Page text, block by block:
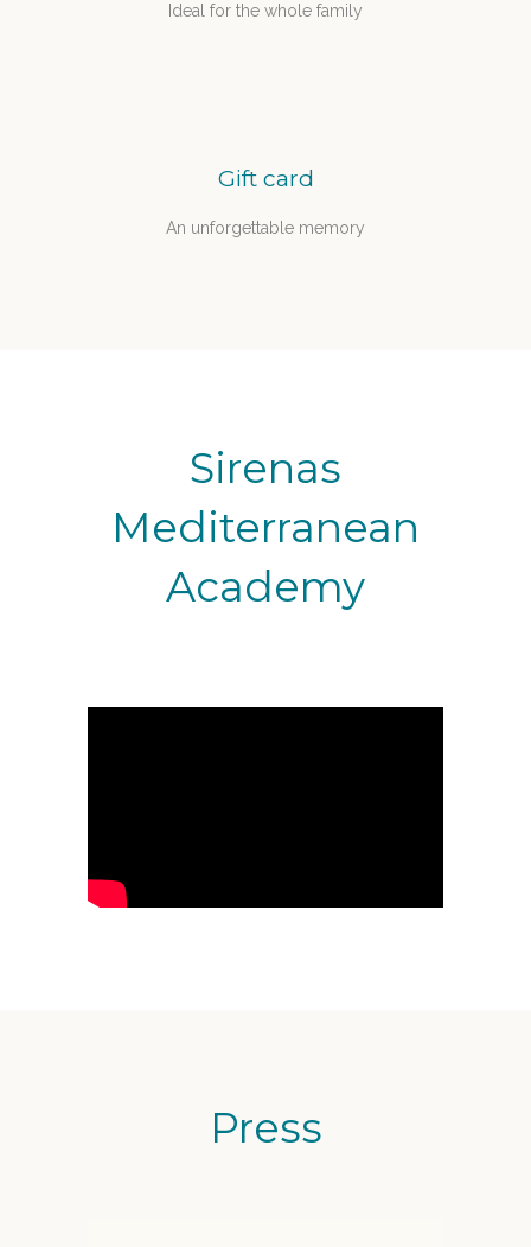
Ideal for the whole family
Gift card
An unforgettable memory
Sirenas
Mediterranean
Academy
Press